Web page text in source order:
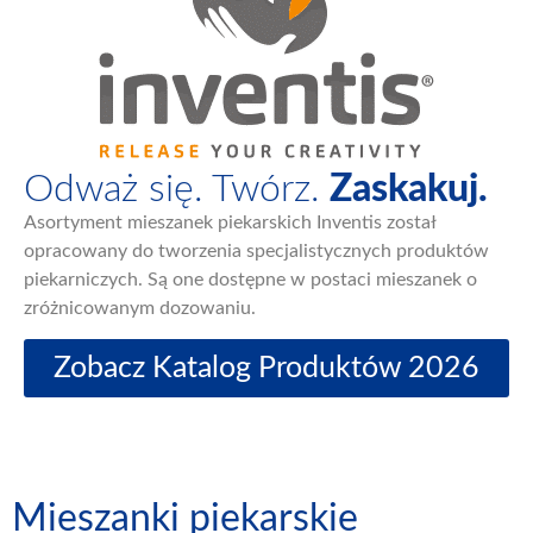
Odważ się. Twórz. Zaskakuj.
Asortyment mieszanek piekarskich Inventis został
opracowany do tworzenia specjalistycznych produktów
piekarniczych. Są one dostępne w postaci mieszanek o
zróżnicowanym dozowaniu.
Zobacz Katalog Produktów 2026
Mieszanki piekarskie